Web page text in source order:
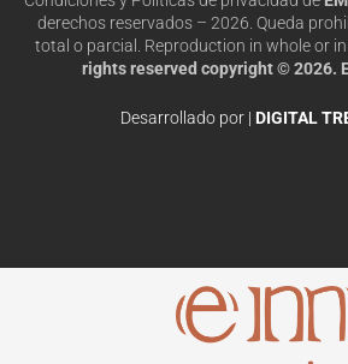
derechos reservados – 2026. Queda
total o parcial. Reproduction in whole or
rights reserved copyright © 2026.
Desarrollado por | DIGITAL